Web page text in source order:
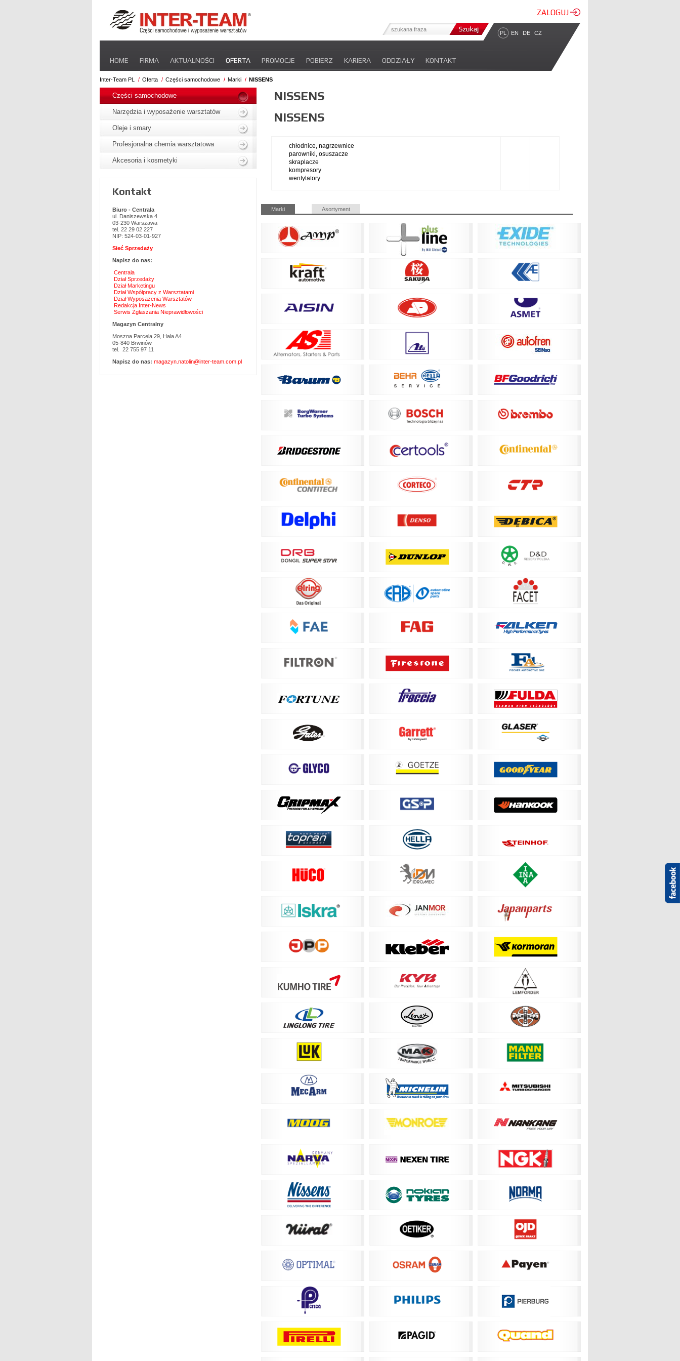
ZALOGUJ
PL EN DE CZ
nawigacje
HOME FIRMA AKTUALNOŚCI OFERTA PROMOCJE POBIERZ KARIERA ODDZIAŁY KONTAKT
STREFA DLA PRZEWOŹNIKA CERTYFIKATY INTER-NEWS
Inter-Team PL Oferta Części samochodowe Marki NISSENS
NISSENS
NISSENS
chłodnice, nagrzewnice
parowniki, osuszacze
skraplacze
kompresory
wentylatory
Pomiń
nawigacje
Marki Asortyment
Pomiń
nawigacje
Części samochodowe
Narzędzia i wyposażenie warsztatów
Oleje i smary
Profesjonalna chemia warsztatowa
Akcesoria i kosmetyki
Kontakt
Biuro - Centrala
ul. Daniszewska 4
03-230 Warszawa
tel. 22 29 02 227
NIP: 524-03-01-927
Sieć Sprzedaży
Napisz do nas:
Centrala
Dział Sprzedaży
Dział Marketingu
Dział Współpracy z Warsztatami
Dział Wyposażenia Warsztatów
Redakcja Inter-News
Serwis Zgłaszania Nieprawidłowości
Magazyn Centralny
Moszna Parcela 29, Hala A4
05-840 Brwinów
tel. 22 755 97 11
Napisz do nas: magazyn.natolin@inter-team.com.pl